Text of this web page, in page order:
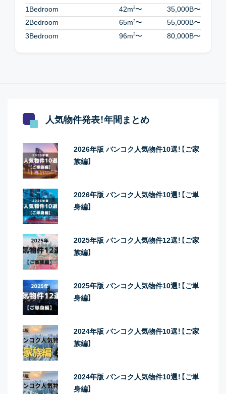
1Bedroom
42m2〜 35,000B〜
2Bedroom
65m2〜 55,000B〜
3Bedroom
96m2〜 80,000B〜
人気物件発表！年間まとめ
2026年版 バンコク人気物件10選！【ご家
族編】
2026年版 バンコク人気物件10選！【ご単
身編】
2025年版 バンコク人気物件12選！【ご家
族編】
2025年版 バンコク人気物件10選！【ご単
身編】
2024年版 バンコク人気物件10選！【ご家
族編】
2024年版 バンコク人気物件10選！【ご単
身編】